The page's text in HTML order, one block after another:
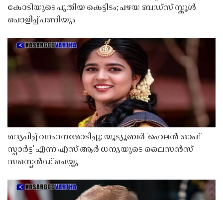
കോടിയുടെ പുതിയ കെട്ടിടം; പഴയ ബഡ്സ് സ്കൂൾ
പൊളിച്ച് പണിയും
മദ്യപിച്ച് വാഹനമോടിച്ചു; യൂട്യൂബർ 'ഹെലൻ ഓഫ്
സ്പാർട്ട' എന്ന എസ് ആർ ധന്യയുടെ ലൈസൻസ്
സസ്പെൻഡ് ചെയ്തു ​​​​​​​